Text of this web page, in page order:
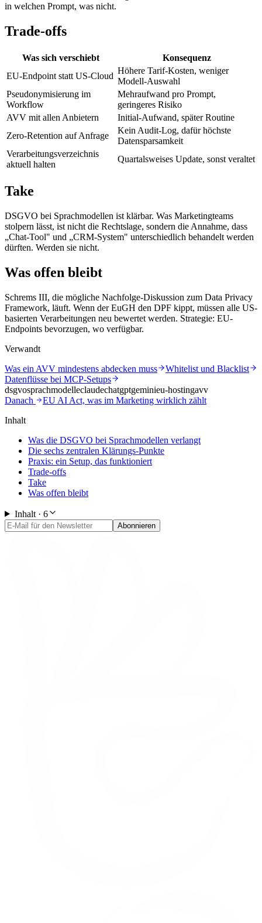
in welchen Prompt, was nicht.
Trade-offs
Was sich verschiebt
Konsequenz
EU-Endpoint statt US-Cloud
Höhere Tarif-Kosten, weniger
Modell-Auswahl
Pseudonymisierung im
Workflow
Mehraufwand pro Prompt,
geringeres Risiko
AVV mit allen Anbietern
Initial-Aufwand, später Routine
Zero-Retention auf Anfrage
Kein Audit-Log, dafür höchste
Datensparsamkeit
Verarbeitungs­verzeichnis
aktuell halten
Quartalsweises Update, sonst veraltet
Take
DSGVO bei Sprachmodellen ist klärbar. Was Marketingteams
stolpern lässt, ist nicht die Rechtslage, sondern die Annahme, dass
„Chat-Tool" und „CRM-System" unterschiedlich behandelt werden
dürften. Werden sie nicht.
Was offen bleibt
Schrems III, die mögliche Nachfolge-Diskussion zum Data Privacy
Framework, läuft. Wenn der EuGH den DPF kippt, müssen alle US-
basierten Verarbeitungen neu bewertet werden. Strategie: EU-
Endpoints bevorzugen, wo verfügbar.
Verwandt
Was ein AVV mindestens abdecken muss
Whitelist und Blacklist
Datenflüsse bei MCP-Setups
dsgvosprachmodelleclaudechatgptgeminieu-hostingavv
Danach
EU AI Act, was im Marketing wirklich zählt
Inhalt
Was die DSGVO bei Sprachmodellen verlangt
Die sechs zentralen Klärungs-Punkte
Praxis: ein Setup, das funktioniert
Trade-offs
Take
Was offen bleibt
Inhalt · 6
Abonnieren